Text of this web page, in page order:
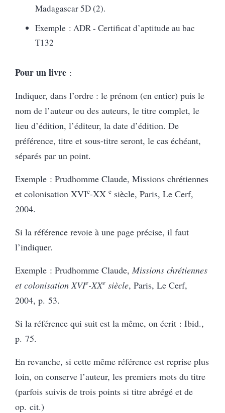
Madagascar 5D (2).
Exemple : ADR - Certificat d’aptitude au bac
T132
Pour un livre :
Indiquer, dans l’ordre : le prénom (en entier) puis le
nom de l’auteur ou des auteurs, le titre complet, le
lieu d’édition, l’éditeur, la date d’édition. De
préférence, titre et sous-titre seront, le cas échéant,
séparés par un point.
Exemple : Prudhomme Claude, Missions chrétiennes
et colonisation XVIe-XX e siècle, Paris, Le Cerf,
2004.
Si la référence revoie à une page précise, il faut
l’indiquer.
Exemple : Prudhomme Claude, Missions chrétiennes
et colonisation XVIe-XXe siècle, Paris, Le Cerf,
2004, p. 53.
Si la référence qui suit est la même, on écrit : Ibid.,
p. 75.
En revanche, si cette même référence est reprise plus
loin, on conserve l’auteur, les premiers mots du titre
(parfois suivis de trois points si titre abrégé et de
op. cit.)